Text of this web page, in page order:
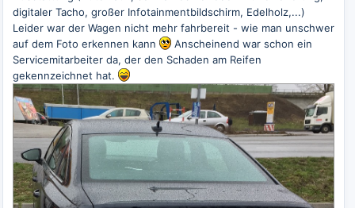
digitaler Tacho, großer Infotainmentbildschirm, Edelholz,...)
Leider war der Wagen nicht mehr fahrbereit - wie man unschwer
auf dem Foto erkennen kann
Anscheinend war schon ein
Servicemitarbeiter da, der den Schaden am Reifen
gekennzeichnet hat.